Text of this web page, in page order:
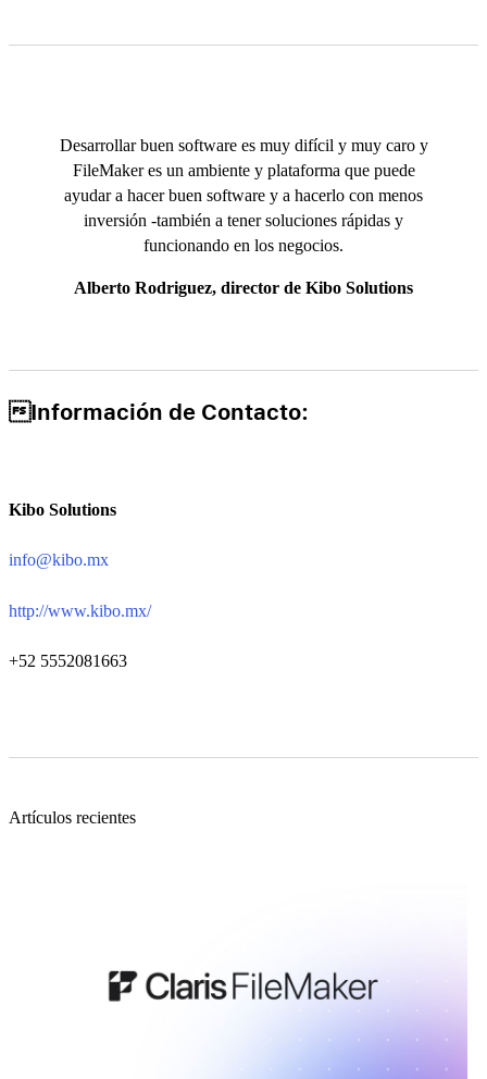
Desarrollar buen software es muy difícil y muy caro y
FileMaker es un ambiente y plataforma que puede
ayudar a hacer buen software y a hacerlo con menos
inversión -también a tener soluciones rápidas y
funcionando en los negocios.
Alberto Rodriguez, director de Kibo Solutions
Información de Contacto:
Kibo Solutions
info@kibo.mx
http://www.kibo.mx/
+52 5552081663
Artículos recientes